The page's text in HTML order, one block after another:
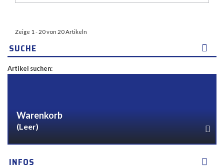
Zeige 1 - 20 von 20 Artikeln
SUCHE
Artikel suchen:
Warenkorb
(Leer)
INFOS